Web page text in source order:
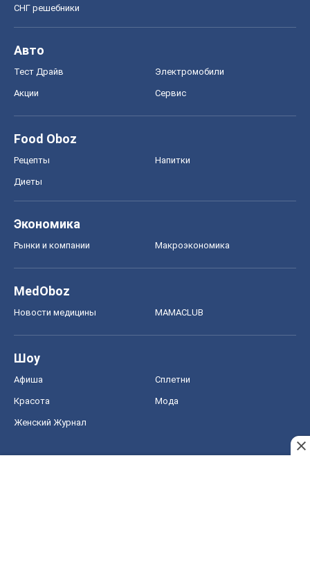
СНГ решебники
Авто
Тест Драйв Электромобили
Акции Сервис
Food Oboz
Рецепты Напитки
Диеты
Экономика
Рынки и компании Mакроэкономика
MedOboz
Новости медицины MAMACLUB
Шоу
Афиша Сплетни
Красота Мода
Женский Журнал